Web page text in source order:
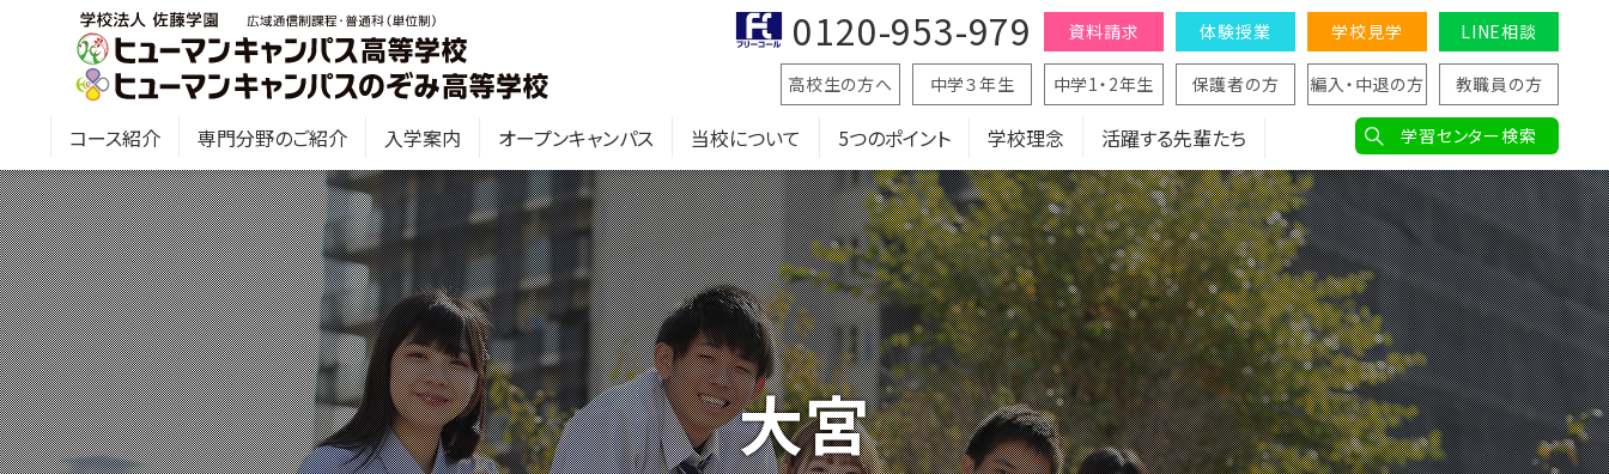
コース紹介 専門分野のご紹介 入学案内 オープンキャンパス 当校について 5つのポイント 学校理念 活躍する先輩たち
資料請求 体験授業 学校見学 LINE相談
高校生の方へ 中学３年生 中学1・2年生 保護者の方 編入・中退の方 教職員の方
学習センター検索
0120-953-979
大宮